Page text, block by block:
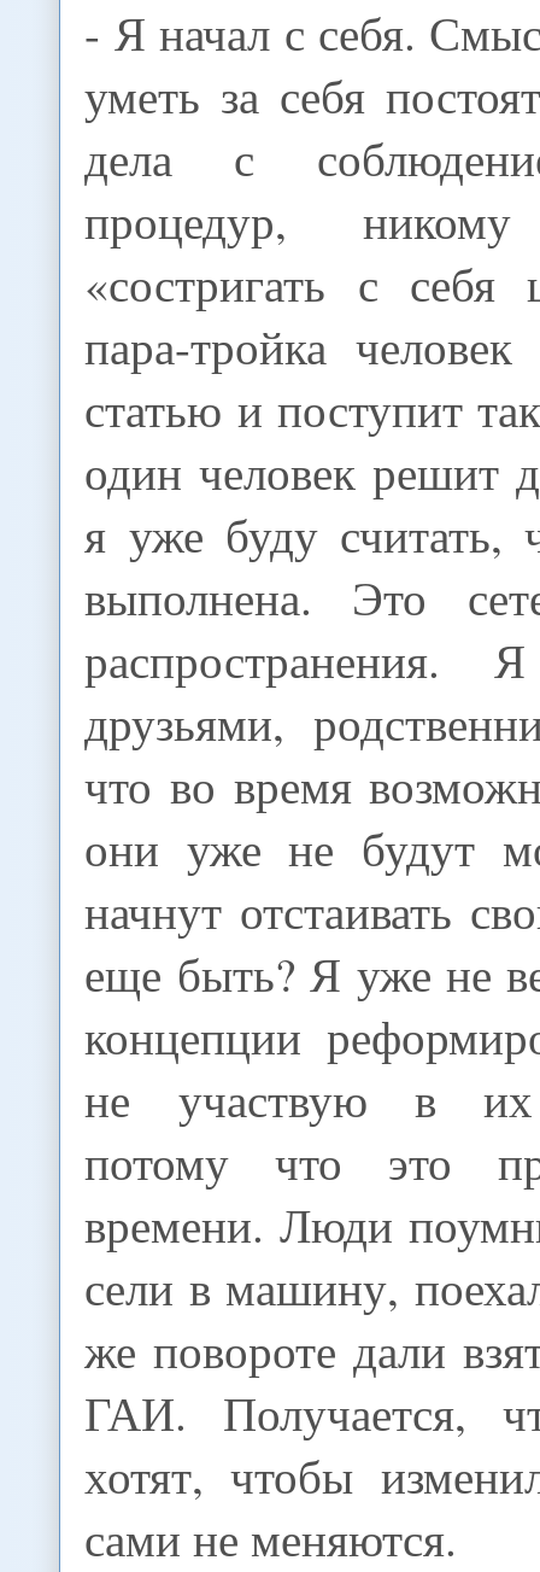
- Я начал с себя.
уметь за себя
дела с
процедур,
«состригать с себя
пара-тройка
статью и поступит
один человек решит
я уже буду считать,
выполнена. Это
друзьями,
что во время
они уже не будут
начнут отстаивать
еще быть? Я уже не
концепции
не участвую в их
потому что это
времени. Люди
сели в машину,
же повороте дали
ГАИ. Получается,
хотят, чтобы
сами не меняются.